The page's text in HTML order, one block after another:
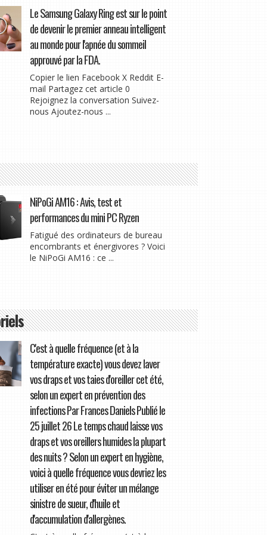
Le Samsung Galaxy Ring est sur le point
de devenir le premier anneau intelligent
au monde pour l'apnée du sommeil
approuvé par la FDA.
Copier le lien Facebook X Reddit E-
mail Partagez cet article 0
Rejoignez la conversation Suivez-
nous Ajoutez-nous ...
NiPoGi AM16 : Avis, test et
performances du mini PC Ryzen
Fatigué des ordinateurs de bureau
encombrants et énergivores ? Voici
le NiPoGi AM16 : ce ...
C'est à quelle fréquence (et à la
température exacte) vous devez laver
vos draps et vos taies d'oreiller cet été,
selon un expert en prévention des
infections Par Frances Daniels Publié le
25 juillet 26 Le temps chaud laisse vos
draps et vos oreillers humides la plupart
des nuits ? Selon un expert en hygiène,
voici à quelle fréquence vous devriez les
utiliser en été pour éviter un mélange
sinistre de sueur, d'huile et
d'accumulation d'allergènes.